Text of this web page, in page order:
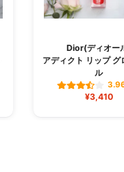
Dior(ディオー
アディクト リップ グ
ル
¥3,410